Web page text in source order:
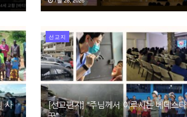
사
선교지
[선교편지] “주님께서 이루시는 베데스